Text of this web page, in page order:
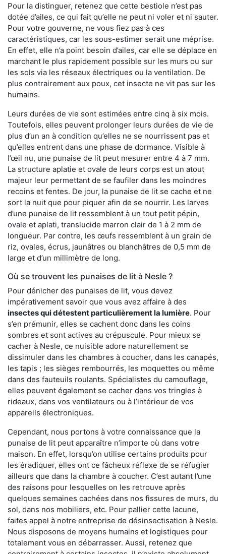
Pour la distinguer, retenez que cette bestiole n’est pas
dotée d’ailes, ce qui fait qu’elle ne peut ni voler et ni sauter.
Pour votre gouverne, ne vous fiez pas à ces
caractéristiques, car les sous-estimer serait une méprise.
En effet, elle n’a point besoin d’ailes, car elle se déplace en
marchant le plus rapidement possible sur les murs ou sur
les sols via les réseaux électriques ou la ventilation. De
plus contrairement aux poux, cet insecte ne vit pas sur les
humains.
Leurs durées de vie sont estimées entre cinq à six mois.
Toutefois, elles peuvent prolonger leurs durées de vie de
plus d’un an à condition qu’elles ne se nourrissent pas et
qu’elles entrent dans une phase de dormance. Visible à
l’œil nu, une punaise de lit peut mesurer entre 4 à 7 mm.
La structure aplatie et ovale de leurs corps est un atout
majeur leur permettant de se faufiler dans les moindres
recoins et fentes. De jour, la punaise de lit se cache et ne
sort la nuit que pour piquer afin de se nourrir. Les larves
d’une punaise de lit ressemblent à un tout petit pépin,
ovale et aplati, translucide marron clair de 1 à 2 mm de
longueur. Par contre, les œufs ressemblent à un grain de
riz, ovales, écrus, jaunâtres ou blanchâtres de 0,5 mm de
large et d’un millimètre de long.
Où se trouvent les punaises de lit à Nesle ?
Pour dénicher des punaises de lit, vous devez
impérativement savoir que vous avez affaire à des
insectes qui détestent particulièrement la lumière. Pour
s’en prémunir, elles se cachent donc dans les coins
sombres et sont actives au crépuscule. Pour mieux se
cacher à Nesle, ce nuisible adore naturellement se
dissimuler dans les chambres à coucher, dans les canapés,
les tapis ; les sièges rembourrés, les moquettes ou même
dans des fauteuils roulants. Spécialistes du camouflage,
elles peuvent également se cacher dans vos tringles à
rideaux, dans vos ventilateurs ou à l’intérieur de vos
appareils électroniques.
Cependant, nous portons à votre connaissance que la
punaise de lit peut apparaître n’importe où dans votre
maison. En effet, lorsqu’on utilise certains produits pour
les éradiquer, elles ont ce fâcheux réflexe de se réfugier
ailleurs que dans la chambre à coucher. C’est autant l’une
des raisons pour lesquelles on les retrouve après
quelques semaines cachées dans nos fissures de murs, du
sol, dans nos mobiliers, etc. Pour pallier cette lacune,
faites appel à notre entreprise de désinsectisation à Nesle.
Nous disposons de moyens humains et logistiques pour
totalement vous en débarrasser. Aussi, retenez que